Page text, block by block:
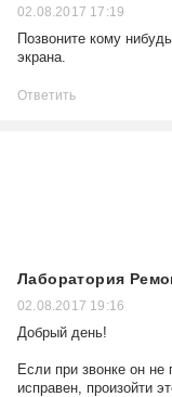
02.08.2017 17:19
Позвоните кому
экрана.
Ответить
Лаборатория
02.08.2017 19:16
Добрый день!
Если при звонке он не
исправен, произойти